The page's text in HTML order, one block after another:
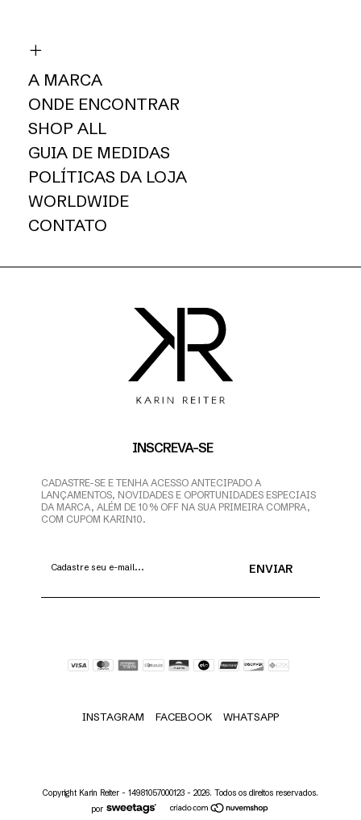
A MARCA
ONDE ENCONTRAR
SHOP ALL
GUIA DE MEDIDAS
POLÍTICAS DA LOJA
WORLDWIDE
CONTATO
INSCREVA-SE
CADASTRE-SE E TENHA ACESSO ANTECIPADO A
LANÇAMENTOS, NOVIDADES E OPORTUNIDADES ESPECIAIS
DA MARCA, ALÉM DE 10% OFF NA SUA PRIMEIRA COMPRA,
COM CUPOM KARIN10.
INSTAGRAM FACEBOOK WHATSAPP
Copyright Karin Reiter - 14981057000123 - 2026. Todos os direitos reservados.
por